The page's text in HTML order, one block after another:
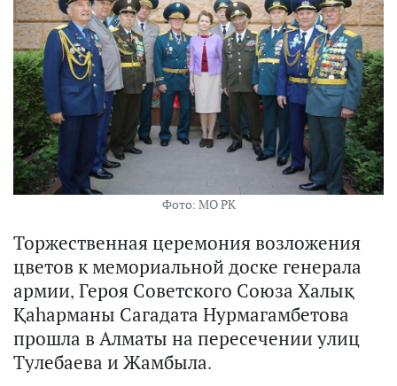
Фото: МО РК
Торжественная церемония возложения
цветов к мемориальной доске генерала
армии, Героя Советского Союза Халық
Қаһарманы Сагадата Нурмагамбетова
прошла в Алматы на пересечении улиц
Тулебаева и Жамбыла.